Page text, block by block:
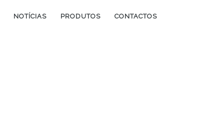
NOTÍCIAS PRODUTOS CONTACTOS